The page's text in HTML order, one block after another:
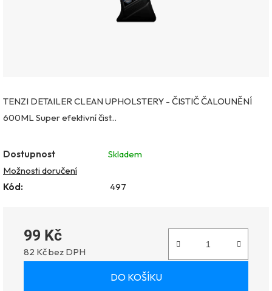
TENZI DETAILER CLEAN UPHOLSTERY - ČISTIČ ČALOUNĚNÍ
600ML Super efektivní čist...
Dostupnost
Skladem
Možnosti doručení
Kód:
497
99 Kč
82 Kč bez DPH
DO KOŠÍKU